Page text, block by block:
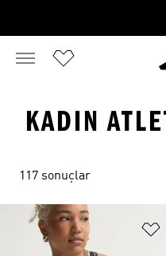
KADIN
117 sonuçlar